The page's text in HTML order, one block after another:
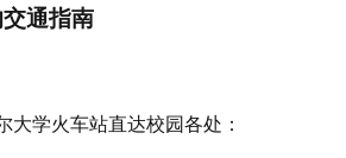
通指南
大学火车站直达校园各处：